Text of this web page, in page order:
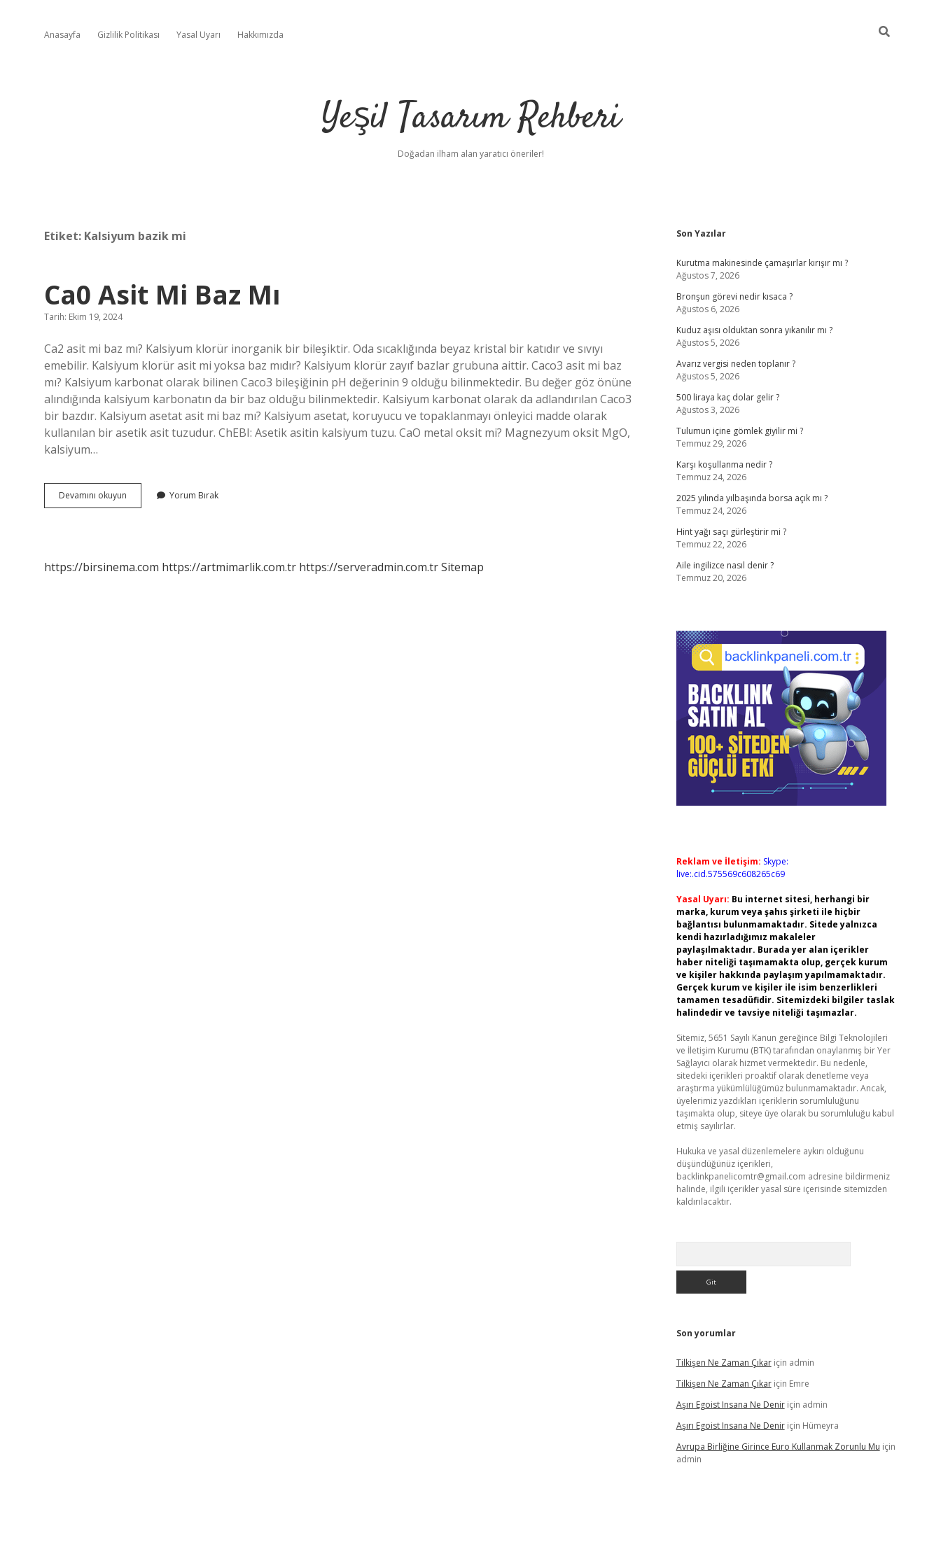
Anasayfa Gizlilik Politikası Yasal Uyarı Hakkımızda
Yeşil Tasarım Rehberi
Doğadan ilham alan yaratıcı öneriler!
Etiket: Kalsiyum bazik mi
Ca0 Asit Mi Baz Mı
Tarih: Ekim 19, 2024
Ca2 asit mi baz mı? Kalsiyum klorür inorganik bir bileşiktir. Oda sıcaklığında beyaz kristal bir katıdır ve sıvıyı
emebilir. Kalsiyum klorür asit mi yoksa baz mıdır? Kalsiyum klorür zayıf bazlar grubuna aittir. Caco3 asit mi baz
mı? Kalsiyum karbonat olarak bilinen Caco3 bileşiğinin pH değerinin 9 olduğu bilinmektedir. Bu değer göz önüne
alındığında kalsiyum karbonatın da bir baz olduğu bilinmektedir. Kalsiyum karbonat olarak da adlandırılan Caco3
bir bazdır. Kalsiyum asetat asit mi baz mı? Kalsiyum asetat, koruyucu ve topaklanmayı önleyici madde olarak
kullanılan bir asetik asit tuzudur. ChEBI: Asetik asitin kalsiyum tuzu. CaO metal oksit mi? Magnezyum oksit MgO,
kalsiyum…
Devamını okuyun
Asit
Yorum Bırak
https://birsinema.com https://artmimarlik.com.tr https://serveradmin.com.trSitemap
Sidebar
Son Yazılar
Kurutma makinesinde çamaşırlar kırışır mı ?
Ağustos 7, 2026
Bronşun görevi nedir kısaca ?
Ağustos 6, 2026
Kuduz aşısı olduktan sonra yıkanılır mı ?
Ağustos 5, 2026
Avarız vergisi neden toplanır ?
Ağustos 5, 2026
500 liraya kaç dolar gelir ?
Ağustos 3, 2026
Tulumun içine gömlek giyilir mi ?
Temmuz 29, 2026
Karşı koşullanma nedir ?
Temmuz 24, 2026
2025 yılında yılbaşında borsa açık mı ?
Temmuz 24, 2026
Hint yağı saçı gürleştirir mi ?
Temmuz 22, 2026
Aile ingilizce nasıl denir ?
Temmuz 20, 2026
Reklam ve İletişim: Skype:
live:.cid.575569c608265c69
Yasal Uyarı: Bu internet sitesi, herhangi bir
marka, kurum veya şahıs şirketi ile hiçbir
bağlantısı bulunmamaktadır. Sitede yalnızca
kendi hazırladığımız makaleler
paylaşılmaktadır. Burada yer alan içerikler
haber niteliği taşımamakta olup, gerçek kurum
ve kişiler hakkında paylaşım yapılmamaktadır.
Gerçek kurum ve kişiler ile isim benzerlikleri
tamamen tesadüfidir. Sitemizdeki bilgiler taslak
halindedir ve tavsiye niteliği taşımazlar.
Sitemiz, 5651 Sayılı Kanun gereğince Bilgi Teknolojileri
ve İletişim Kurumu (BTK) tarafından onaylanmış bir Yer
Sağlayıcı olarak hizmet vermektedir. Bu nedenle,
sitedeki içerikleri proaktif olarak denetleme veya
araştırma yükümlülüğümüz bulunmamaktadır. Ancak,
üyelerimiz yazdıkları içeriklerin sorumluluğunu
taşımakta olup, siteye üye olarak bu sorumluluğu kabul
etmiş sayılırlar.
Hukuka ve yasal düzenlemelere aykırı olduğunu
düşündüğünüz içerikleri,
backlinkpanelicomtr@gmail.com adresine bildirmeniz
halinde, ilgili içerikler yasal süre içerisinde sitemizden
kaldırılacaktır.
Son yorumlar
Tilkişen Ne Zaman Çıkariçin admin
Tilkişen Ne Zaman Çıkariçin Emre
Aşırı Egoist Insana Ne Deniriçin admin
Aşırı Egoist Insana Ne Deniriçin Hümeyra
Avrupa Birliğine Girince Euro Kullanmak Zorunlu Mu için
admin